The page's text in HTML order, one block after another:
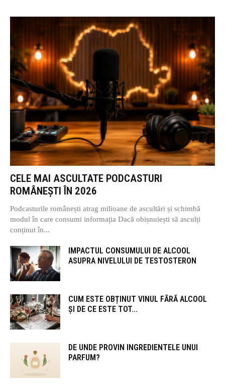
CELE MAI ASCULTATE PODCASTURI
ROMÂNEȘTI ÎN 2026
Podcasturile românești atrag milioane de ascultări și schimbă
modul în care consumi informația Dacă obișnuiești să asculți
conținut în...
IMPACTUL CONSUMULUI DE ALCOOL
ASUPRA NIVELULUI DE TESTOSTERON
CUM ESTE OBȚINUT VINUL FĂRĂ ALCOOL
ȘI DE CE ESTE TOT...
DE UNDE PROVIN INGREDIENTELE UNUI
PARFUM?